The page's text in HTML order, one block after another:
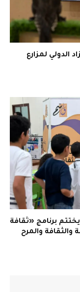
الدولي لمزارع
برنامج «ثقافة
والثقافة والمرح